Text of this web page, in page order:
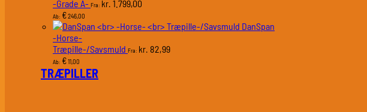
-Grade A- Fra: kr. 1.799,00
Ab: €246,00
DanSpan
-Horse-
Træpille-/Savsmuld Fra: kr. 82,99
Ab: €11,00
TRÆPILLER